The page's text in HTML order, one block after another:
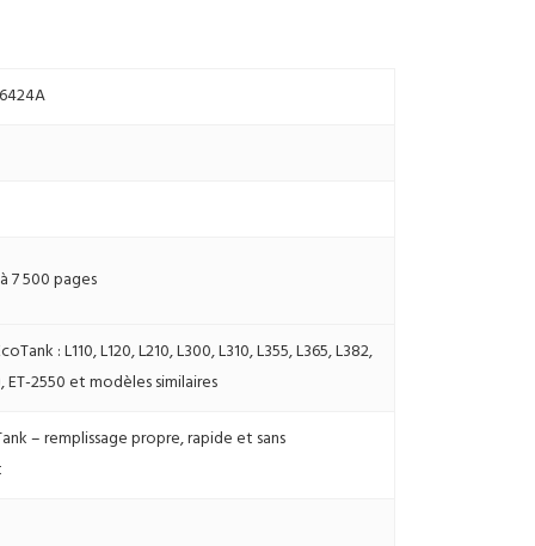
7 500 pages
: L110, L120, L210, L300, L310, L355, L365, L382,
ET-2550 et modèles similaires
– remplissage propre, rapide et sans